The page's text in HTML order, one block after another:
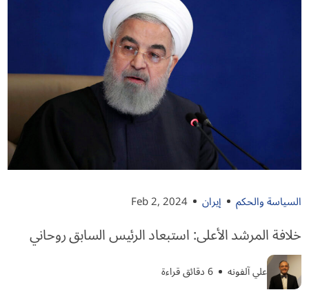
السياسة والحكم إيران Feb 2, 2024
خلافة المرشد الأعلى: استبعاد الرئيس السابق روحاني
علي آلفونه 6 دقائق قراءة